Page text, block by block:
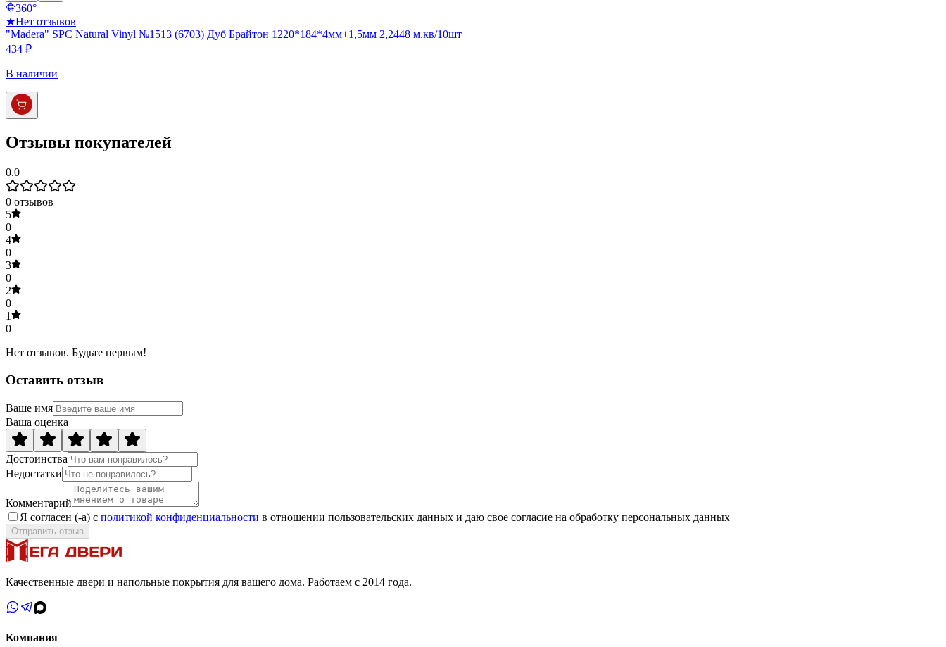
360°
★Нет отзывов
"Madera" SPC Natural Vinyl №1513 (6703) Дуб Брайтон 1220*184*4мм+1,5мм 2,2448 м.кв/10шт
434 ₽
В наличии
Отзывы покупателей
0.0
0 отзывов
5
0
4
0
3
0
2
0
1
0
Нет отзывов. Будьте первым!
Оставить отзыв
Ваше имя
Ваша оценка
Достоинства
Недостатки
Комментарий
Я согласен (-а) с политикой конфиденциальности в отношении пользовательских данных и даю свое согласие на обработку персональных данных
Отправить отзыв
Качественные двери и напольные покрытия для вашего дома. Работаем с 2014 года.
Компания